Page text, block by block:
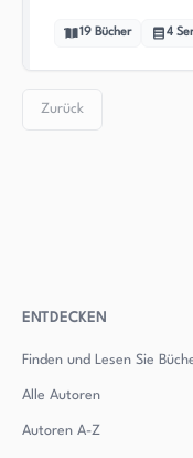
19 Bücher 4
Zurück
ENTDECKEN
Finden und Lesen Sie
Alle Autoren
Autoren A-Z